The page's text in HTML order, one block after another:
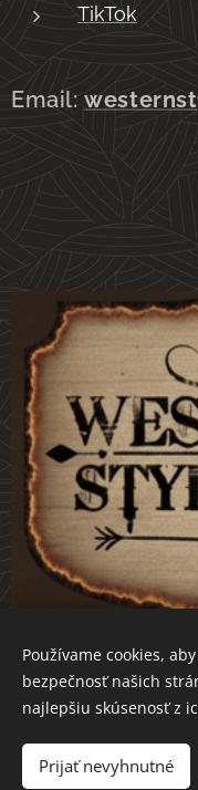
TikTok
Email:
Používame cookies,
bezpečnosť našich
najlepšiu skúsenosť z
Prijať nevyhnutné